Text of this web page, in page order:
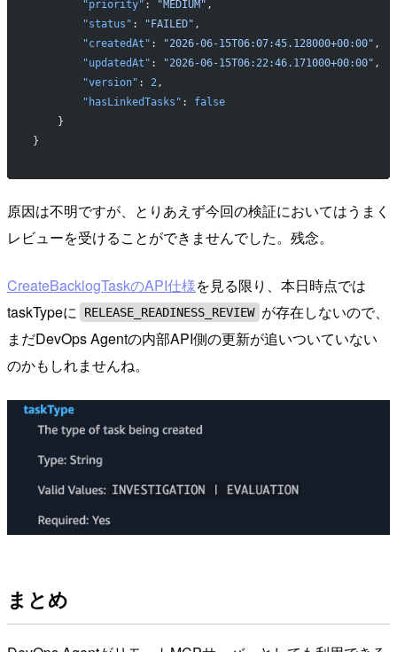
        "priority"
: "MEDIUM" ,
        "status"
: "FAILED" ,
        "createdAt"
: "2026-06-15T06:07:45.128000+00:00" ,
        "updatedAt"
: "2026-06-15T06:22:46.171000+00:00" ,
        "version"
: 2,
        "hasLinkedTasks"
: false
    }
}
原因は不明ですが、とりあえず今回の検証においてはうまく
レビューを受けることができませんでした。残念。
CreateBacklogTaskのAPI仕様を見る限り、本日時点では
taskTypeに
RELEASE_READINESS_REVIEW が存在しないので、
まだDevOps Agentの内部API側の更新が追いついていない
のかもしれませんね。
まとめ